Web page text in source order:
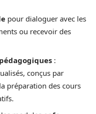
pour dialoguer avec les
ou recevoir des
:
conçus par
préparation des cours